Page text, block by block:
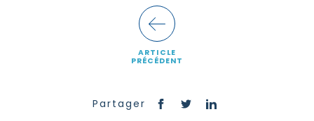
ARTICLE
PRÉCÉDENT
Partager